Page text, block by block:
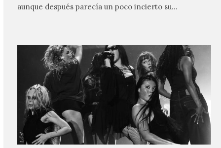
aunque después parecía un poco incierto su…